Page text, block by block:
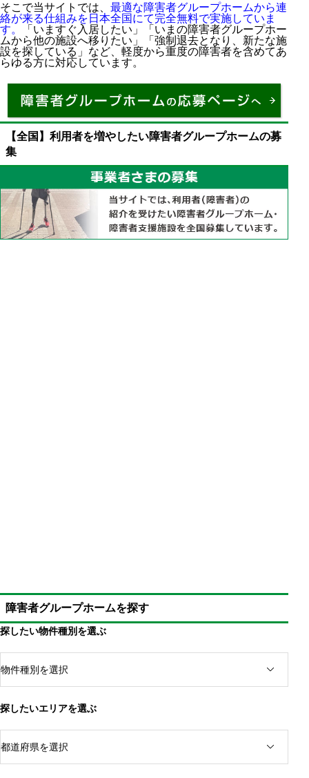
そこで当サイトでは、 最適な障害者グループホームから連
絡が来る仕組みを日本全国にて完全無料で実施していま
す。
「いますぐ入居したい」「いまの障害者グループホー
ムから他の施設へ移りたい」「強制退去となり、新たな施
設を探している」など、軽度から重度の障害者を含めてあ
らゆる方に対応しています。
【全国】利用者を増やしたい障害者グループホームの募
集
障害者グループホームを探す
探したい物件種別を選ぶ
探したいエリアを選ぶ
身体障害者手帳を利用して福祉用具を利用する
実施主体は自治体であり、住んでいる場所で要件が
補装具費支給制度・日常生活用具給付制度は事前申請
が必須